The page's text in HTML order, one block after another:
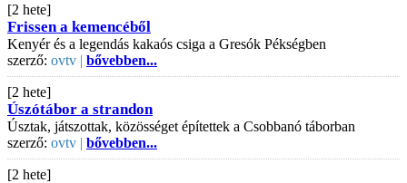
[2 hete]
Frissen a kemencéből
Kenyér és a legendás kakaós csiga a Gresók Pékségben
szerző: ovtv | bővebben...
[2 hete]
Úszótábor a strandon
Úsztak, játszottak, közösséget építettek a Csobbanó táborban
szerző: ovtv | bővebben...
[2 hete]